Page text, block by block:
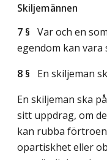
Skiljemännen
7 § Var och en
egendom kan vara
8 § En skiljeman
En skiljeman ska
sitt uppdrag, om
kan rubba
opartiskhet eller